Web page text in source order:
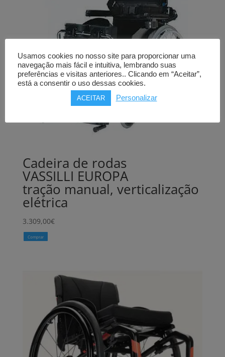
Cadeira de rodas
VASSILLI EUROPA
tração manual, verticalização
elétrica
3.309,00€
Comprar
Usamos cookies no nosso site para proporcionar uma
navegação mais fácil e intuitiva, lembrando suas
preferências e visitas anteriores.. Clicando em “Aceitar”,
está a consentir o uso dessas cookies.
ACEITAR Personalizar